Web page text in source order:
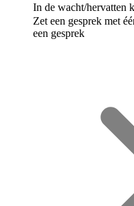
In de wacht/hervatten
Zet een gesprek met
een gesprek